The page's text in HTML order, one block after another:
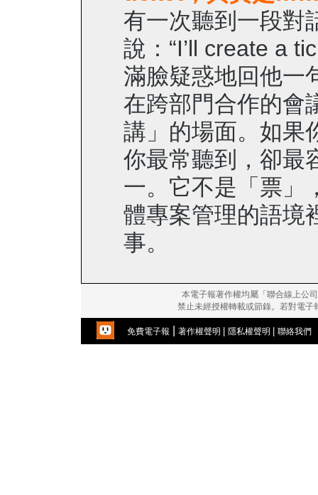
有一次聽到一段對
說：“I’ll create a
滿臉疑惑地回他一
在跨部門合作的會
講」的場面。如果
你最常聽到，卻最
一。它不是「票」
體專案管理的語境
事。
本電子報著作權均屬「聯合線上公
禁止未經授權轉載或節錄。若對電
免費電子報 著作權聲明 隱私權聲明 聯絡我們